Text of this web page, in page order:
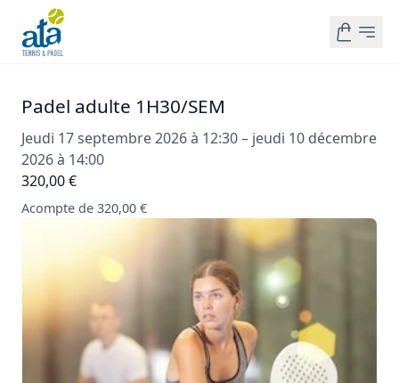
Padel adulte 1H30/SEM
Jeudi 17 septembre 2026 à 12:30 – jeudi 10 décembre
2026 à 14:00
320,00 €
Acompte de 320,00 €